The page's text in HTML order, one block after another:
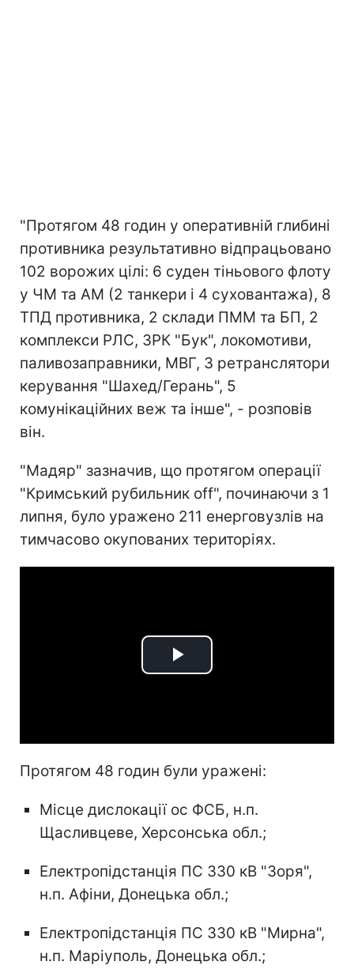
"Протягом 48 годин у оперативній глибині
противника результативно відпрацьовано
102 ворожих цілі: 6 суден тіньового флоту
у ЧМ та АМ (2 танкери і 4 суховантажа), 8
ТПД противника, 2 склади ПММ та БП, 2
комплекси РЛС, ЗРК "Бук", локомотиви,
паливозаправники, МВГ, 3 ретранслятори
керування "Шахед/Герань", 5
комунікаційних веж та інше", - розповів
він.
"Мадяр" зазначив, що протягом операції
"Кримський рубильник off", починаючи з 1
липня, було уражено 211 енерговузлів на
тимчасово окупованих територіях.
Play
Протягом 48 годин були уражені:
Місце дислокації ос ФСБ, н.п.
Щасливцеве, Херсонська обл.;
Електропідстанція ПС 330 кВ "Зоря",
н.п. Афіни, Донецька обл.;
Електропідстанція ПС 330 кВ "Мирна",
н.п. Маріуполь, Донецька обл.;